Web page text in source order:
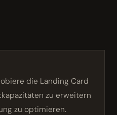
die Landing Card
zu erweitern
zu optimieren.